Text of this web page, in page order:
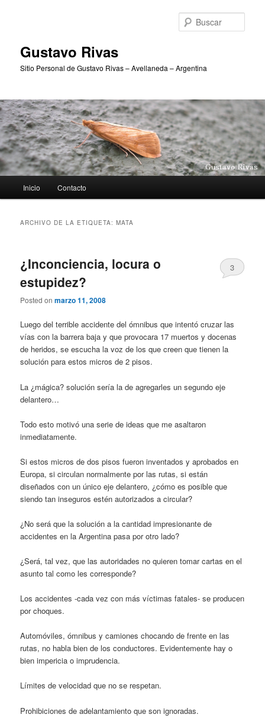
Gustavo Rivas
Sitio Personal de Gustavo Rivas – Avellaneda – Argentina
principal
Inicio Contacto
ARCHIVO DE LA ETIQUETA:MATA
¿Inconciencia, locura o
estupidez?
Posted onmarzo 11, 2008
3
Luego del terrible accidente del ómnibus que intentó cruzar las
vías con la barrera baja y que provocara 17 muertos y docenas
de heridos, se escucha la voz de los que creen que tienen la
solución para estos micros de 2 pisos.
La ¿mágica? solución sería la de agregarles un segundo eje
delantero…
Todo esto motivó una serie de ideas que me asaltaron
inmediatamente.
Si estos micros de dos pisos fueron inventados y aprobados en
Europa, si circulan normalmente por las rutas, si están
diseñados con un único eje delantero, ¿cómo es posible que
siendo tan inseguros estén autorizados a circular?
¿No será que la solución a la cantidad impresionante de
accidentes en la Argentina pasa por otro lado?
¿Será, tal vez, que las autoridades no quieren tomar cartas en el
asunto tal como les corresponde?
Los accidentes -cada vez con más víctimas fatales- se producen
por choques.
Automóviles, ómnibus y camiones chocando de frente en las
rutas, no habla bien de los conductores. Evidentemente hay o
bien impericia o imprudencia.
Límites de velocidad que no se respetan.
Prohibiciones de adelantamiento que son ignoradas.